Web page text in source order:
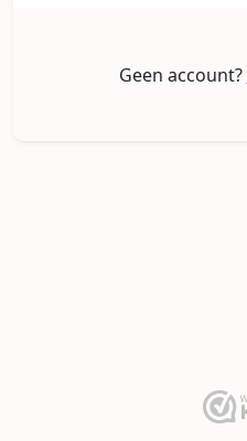
Geen account?